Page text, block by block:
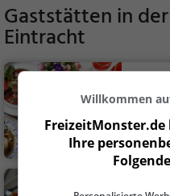
Gaststätten in
Eintracht
Willkommen
Ihre